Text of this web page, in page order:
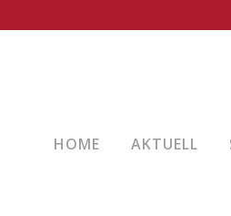
HOME AKTUELL
DIESEM